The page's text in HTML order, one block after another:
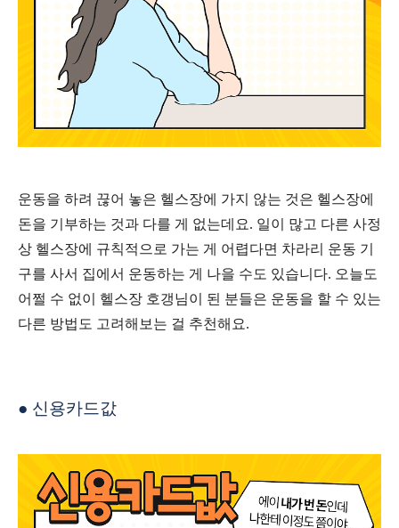
운동을 하려 끊어 놓은 헬스장에 가지 않는 것은 헬스장에
돈을 기부하는 것과 다를 게 없는데요. 일이 많고 다른 사정
상 헬스장에 규칙적으로 가는 게 어렵다면 차라리 운동 기
구를 사서 집에서 운동하는 게 나을 수도 있습니다. 오늘도
어쩔 수 없이 헬스장 호갱님이 된 분들은 운동을 할 수 있는
다른 방법도 고려해보는 걸 추천해요.
● 신용카드값